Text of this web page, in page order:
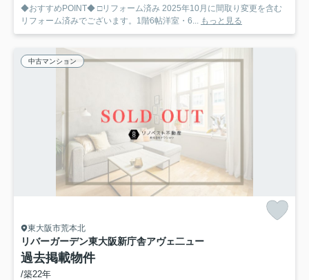
◆おすすめPOINT◆ □リフォーム済み 2025年10月に間取り変更を含む
リフォーム済みでございます。1階6帖洋室・6... もっと見る
中古マンション
東大阪市荒本北
リバーガーデン東大阪新庁舎アヴェ二ュー
過去掲載物件
/築22年